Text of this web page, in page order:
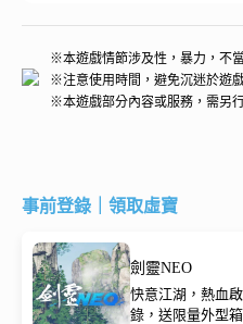
※本遊戲情節涉及性，暴力，不
※注意使用時間，避免沉迷於遊
※本遊戲部分內容或服務，需另
事前登錄｜領取虛寶
劍靈NEO
快意江湖，熱血
錄，送限量外型